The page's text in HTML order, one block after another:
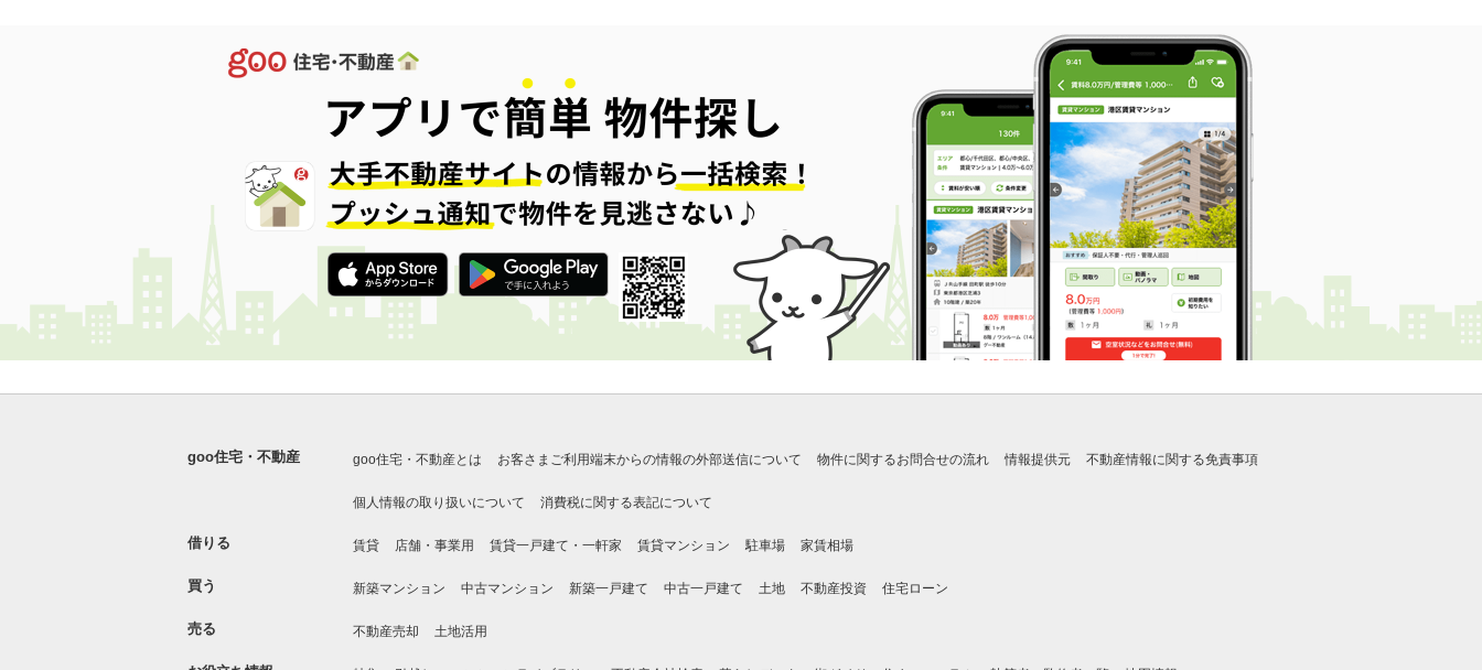
goo住宅・不動産 goo住宅・不動産とは お客さまご利用端末からの情報の外部送信について 物件に関するお問合せの流れ 情報提供元 不動産情報に関する免責事項
個人情報の取り扱いについて 消費税に関する表記について
借りる 賃貸 店舗・事業用 賃貸一戸建て・一軒家 賃貸マンション 駐車場 家賃相場
買う 新築マンション 中古マンション 新築一戸建て 中古一戸建て 土地 不動産投資 住宅ローン
売る 不動産売却 土地活用